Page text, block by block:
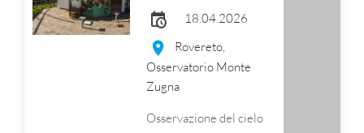
18.04.2026
Rovereto,
Osservatorio Monte
Zugna
Osservazione del cielo